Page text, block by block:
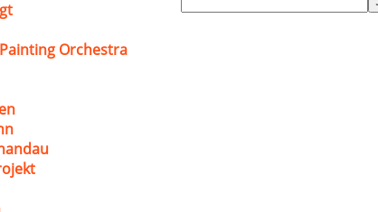
nach:
Orchestra